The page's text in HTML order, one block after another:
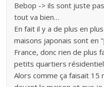
Bebop -> ils sont juste
tout va bien…
En fait il y a de plus en
maisons japonais sont en
France, donc rien de plus
petits quartiers
Alors comme ça faisait